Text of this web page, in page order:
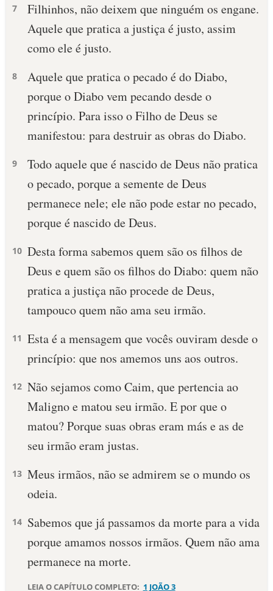
7
Filhinhos, não deixem que ninguém os engane.
Aquele que pratica a justiça é justo, assim
como ele é justo.
8
Aquele que pratica o pecado é do Diabo,
porque o Diabo vem pecando desde o
princípio. Para isso o Filho de Deus se
manifestou: para destruir as obras do Diabo.
9
Todo aquele que é nascido de Deus não pratica
o pecado, porque a semente de Deus
permanece nele; ele não pode estar no pecado,
porque é nascido de Deus.
10 Desta forma sabemos quem são os filhos de
Deus e quem são os filhos do Diabo: quem não
pratica a justiça não procede de Deus,
tampouco quem não ama seu irmão.
11 Esta é a mensagem que vocês ouviram desde o
princípio: que nos amemos uns aos outros.
12 Não sejamos como Caim, que pertencia ao
Maligno e matou seu irmão. E por que o
matou? Porque suas obras eram más e as de
seu irmão eram justas.
13 Meus irmãos, não se admirem se o mundo os
odeia.
14 Sabemos que já passamos da morte para a vida
porque amamos nossos irmãos. Quem não ama
permanece na morte.
LEIA O CAPÍTULO COMPLETO: 1 JOÃO 3